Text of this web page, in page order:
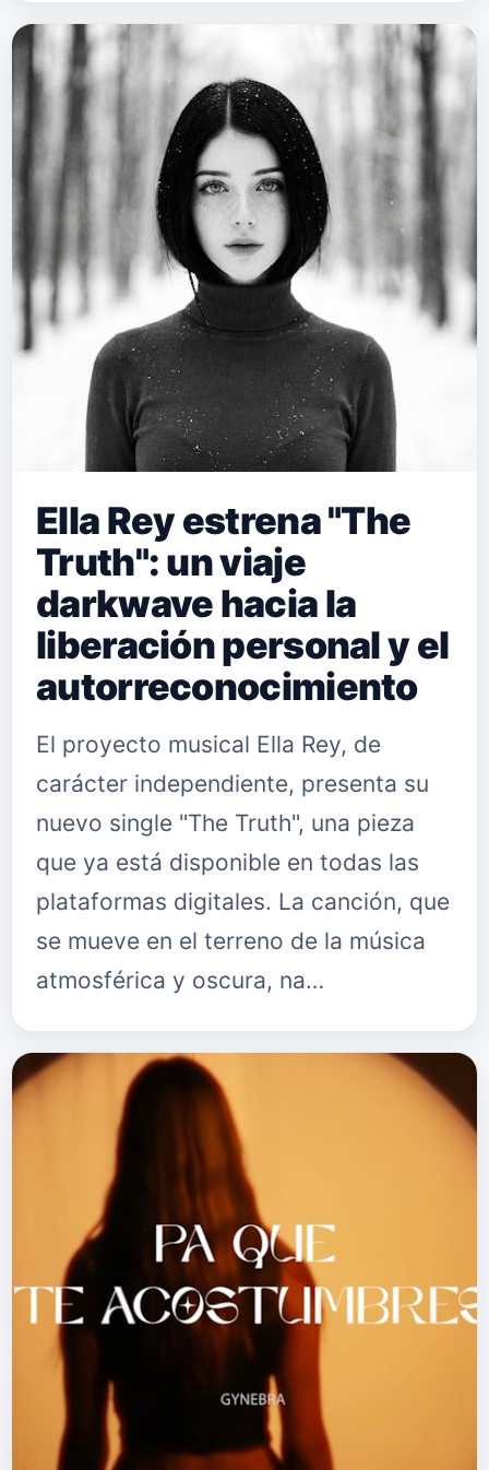
Ella Rey estrena "The
Truth": un viaje
darkwave hacia la
liberación personal y el
autorreconocimiento
El proyecto musical Ella Rey, de
carácter independiente, presenta su
nuevo single "The Truth", una pieza
que ya está disponible en todas las
plataformas digitales. La canción, que
se mueve en el terreno de la música
atmosférica y oscura, na…